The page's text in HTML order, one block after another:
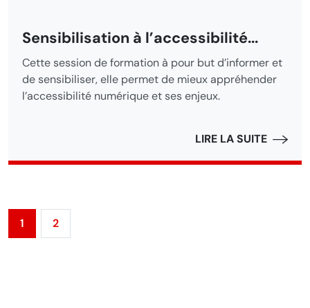
Sensibilisation à l’accessibilité...
Cette session de formation à pour but d’informer et
de sensibiliser, elle permet de mieux appréhender
l’accessibilité numérique et ses enjeux.
LIRE LA SUITE
1 2